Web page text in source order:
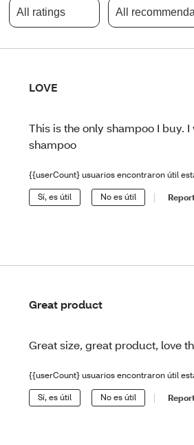
All ratings All
LOVE
This is the only shampoo I buy.
shampoo
{{userCount} usuarios encontraron útil
Sí, es útil No es útil
Great product
Great size, great product, love
{{userCount} usuarios encontraron útil
Sí, es útil No es útil